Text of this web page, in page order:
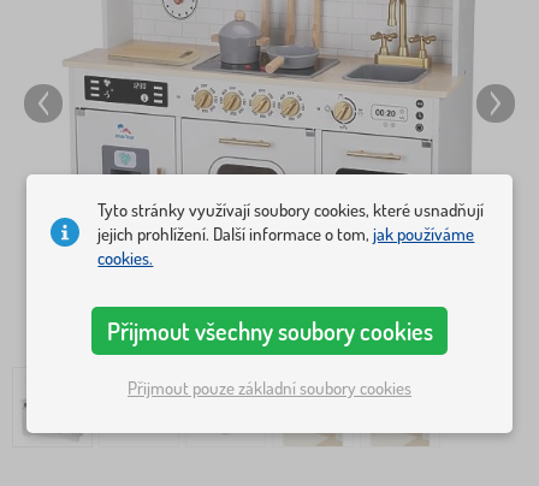
Tyto stránky využívají soubory cookies, které usnadňují
jejich prohlížení. Další informace o tom,jak používáme
cookies.
Přijmout všechny soubory cookies
Přijmout pouze základní soubory cookies